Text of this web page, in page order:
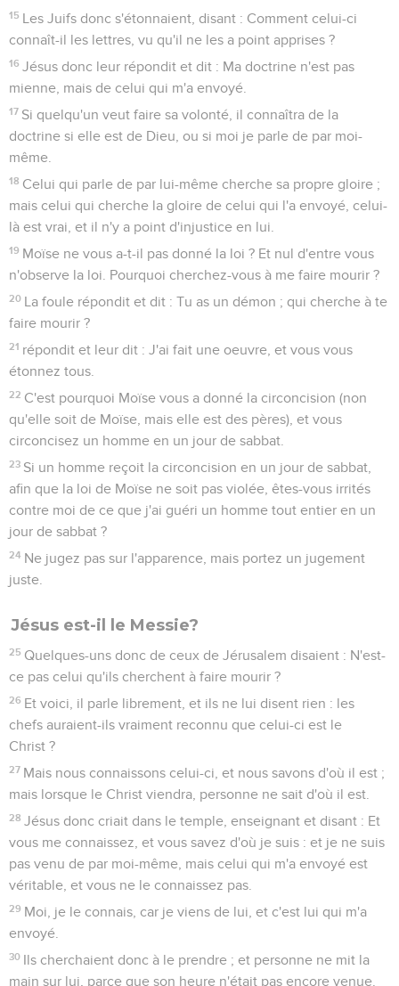
15 Les Juifs donc s'étonnaient, disant : Comment celui-ci
connaît-il les lettres, vu qu'il ne les a point apprises ?
16 Jésus donc leur répondit et dit : Ma doctrine n'est pas
mienne, mais de celui qui m'a envoyé.
17 Si quelqu'un veut faire sa volonté, il connaîtra de la
doctrine si elle est de Dieu, ou si moi je parle de par moi-
même.
18 Celui qui parle de par lui-même cherche sa propre gloire ;
mais celui qui cherche la gloire de celui qui l'a envoyé, celui-
là est vrai, et il n'y a point d'injustice en lui.
19 Moïse ne vous a-t-il pas donné la loi ? Et nul d'entre vous
n'observe la loi. Pourquoi cherchez-vous à me faire mourir ?
20 La foule répondit et dit : Tu as un démon ; qui cherche à te
faire mourir ?
21 répondit et leur dit : J'ai fait une oeuvre, et vous vous
étonnez tous.
22 C'est pourquoi Moïse vous a donné la circoncision (non
qu'elle soit de Moïse, mais elle est des pères), et vous
circoncisez un homme en un jour de sabbat.
23 Si un homme reçoit la circoncision en un jour de sabbat,
afin que la loi de Moïse ne soit pas violée, êtes-vous irrités
contre moi de ce que j'ai guéri un homme tout entier en un
jour de sabbat ?
24 Ne jugez pas sur l'apparence, mais portez un jugement
juste.
Jésus est-il le Messie?
25 Quelques-uns donc de ceux de Jérusalem disaient : N'est-
ce pas celui qu'ils cherchent à faire mourir ?
26 Et voici, il parle librement, et ils ne lui disent rien : les
chefs auraient-ils vraiment reconnu que celui-ci est le
Christ ?
27 Mais nous connaissons celui-ci, et nous savons d'où il est ;
mais lorsque le Christ viendra, personne ne sait d'où il est.
28 Jésus donc criait dans le temple, enseignant et disant : Et
vous me connaissez, et vous savez d'où je suis : et je ne suis
pas venu de par moi-même, mais celui qui m'a envoyé est
véritable, et vous ne le connaissez pas.
29 Moi, je le connais, car je viens de lui, et c'est lui qui m'a
envoyé.
30 Ils cherchaient donc à le prendre ; et personne ne mit la
main sur lui, parce que son heure n'était pas encore venue.